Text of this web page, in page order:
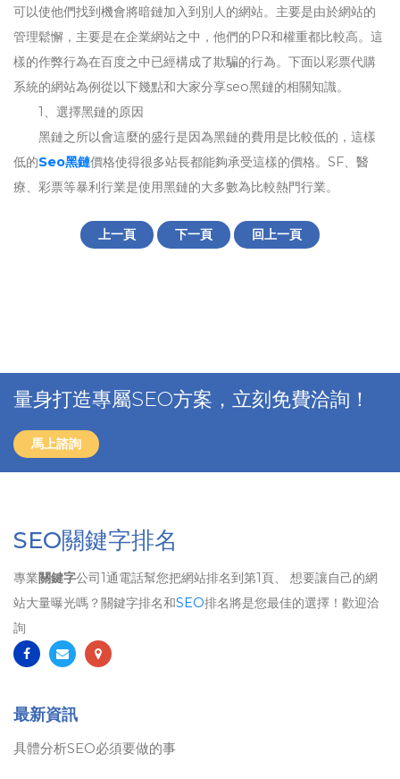
可以使他們找到機會將暗鏈加入到別人的網站。主要是由於網站的
管理鬆懈，主要是在企業網站之中，他們的PR和權重都比較高。這
樣的作弊行為在百度之中已經構成了欺騙的行為。下面以彩票代購
系統的網站為例從以下幾點和大家分享seo黑鏈的相關知識。
1、選擇黑鏈的原因
黑鏈之所以會這麼的盛行是因為黑鏈的費用是比較低的，這樣
低的Seo黑鏈價格使得很多站長都能夠承受這樣的價格。SF、醫
療、彩票等暴利行業是使用黑鏈的大多數為比較熱門行業。
上一頁 下一頁 回上一頁
量身打造專屬SEO方案，立刻免費洽詢！
馬上諮詢
SEO關鍵字排名
專業關鍵字公司1通電話幫您把網站排名到第1頁、 想要讓自己的網
站大量曝光嗎？關鍵字排名和SEO排名將是您最佳的選擇！歡迎洽
詢
最新資訊
具體分析SEO必須要做的事